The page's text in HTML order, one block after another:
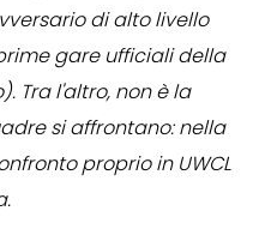
di alto livello
gare ufficiali della
Tra l'altro, non è la
si affrontano: nella
proprio in UWCL